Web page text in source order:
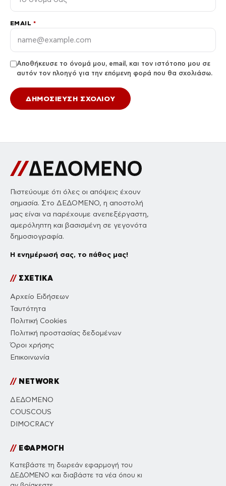
EMAIL *
Αποθήκευσε το όνομά μου, email, και τον ιστότοπο μου σε
αυτόν τον πλοηγό για την επόμενη φορά που θα σχολιάσω.
Πιστεύουμε ότι όλες οι απόψεις έχουν
σημασία. Στο ΔΕΔΟΜΕΝΟ, η αποστολή
μας είναι να παρέχουμε ανεπεξέργαστη,
αμερόληπτη και βασισμένη σε γεγονότα
δημοσιογραφία.
Η ενημέρωσή σας, το πάθος μας!
//ΣΧΕΤΙΚΑ
Αρχείο Ειδήσεων
Ταυτότητα
Πολιτική Cookies
Πολιτική προστασίας δεδομένων
Όροι χρήσης
Επικοινωνία
//NETWORK
ΔΕΔΟΜΕΝΟ
COUSCOUS
DIMOCRACY
//ΕΦΑΡΜΟΓΗ
Κατεβάστε τη δωρεάν εφαρμογή του
ΔΕΔΟΜΕΝΟ και διαβάστε τα νέα όπου κι